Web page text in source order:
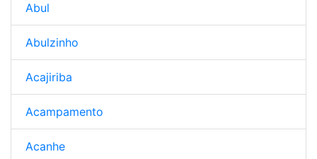
Abul
Abulzinho
Acajiriba
Acampamento
Acanhe